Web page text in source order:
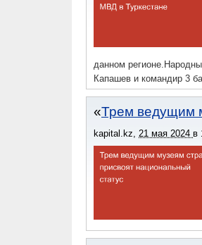
данном
Капашев и командир 3
Трем ведущим
kapital.kz, 21 мая 2024 в